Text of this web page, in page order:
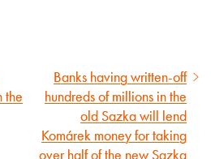
the
Následující
článek
Banks having written-off
hundreds of millions in the
old Sazka will lend
Komárek money for taking
over half of the new Sazka